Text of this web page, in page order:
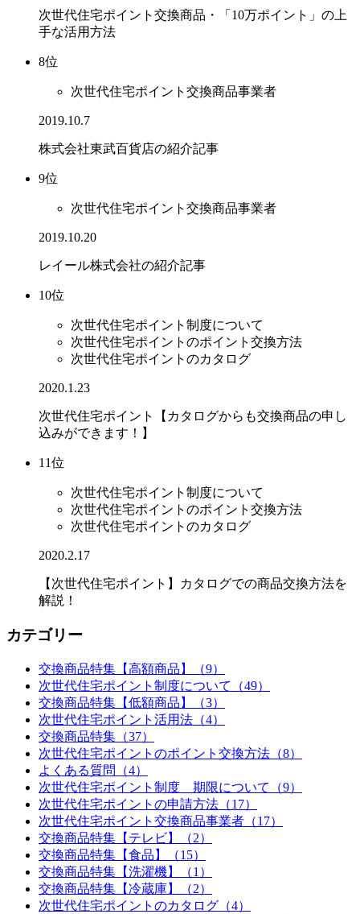
次世代住宅ポイント交換商品・「10万ポイント」の上
手な活用方法
8位
次世代住宅ポイント交換商品事業者
2019.10.7
株式会社東武百貨店の紹介記事
9位
次世代住宅ポイント交換商品事業者
2019.10.20
レイール株式会社の紹介記事
10位
次世代住宅ポイント制度について
次世代住宅ポイントのポイント交換方法
次世代住宅ポイントのカタログ
2020.1.23
次世代住宅ポイント【カタログからも交換商品の申し
込みができます！】
11位
次世代住宅ポイント制度について
次世代住宅ポイントのポイント交換方法
次世代住宅ポイントのカタログ
2020.2.17
【次世代住宅ポイント】カタログでの商品交換方法を
解説！
カテゴリー
交換商品特集【高額商品】（9）
次世代住宅ポイント制度について（49）
交換商品特集【低額商品】（3）
次世代住宅ポイント活用法（4）
交換商品特集（37）
次世代住宅ポイントのポイント交換方法（8）
よくある質問（4）
次世代住宅ポイント制度 期限について（9）
次世代住宅ポイントの申請方法（17）
次世代住宅ポイント交換商品事業者（17）
交換商品特集【テレビ】（2）
交換商品特集【食品】（15）
交換商品特集【洗濯機】（1）
交換商品特集【冷蔵庫】（2）
次世代住宅ポイントのカタログ（4）